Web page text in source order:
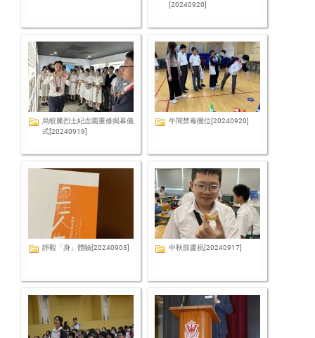
[20240920]
烏蛟騰烈士紀念園重修揭幕儀
式[20240919]
午間禁毒攤位[20240920]
靜觀「身」體驗[20240903] 中秋節慶祝[20240917]